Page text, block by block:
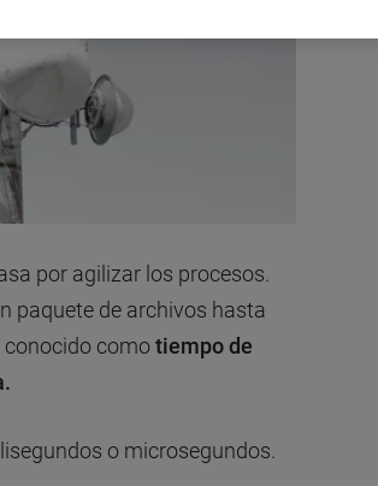
por agilizar los procesos.
paquete de archivos hasta
conocido comotiempo de
o microsegundos.